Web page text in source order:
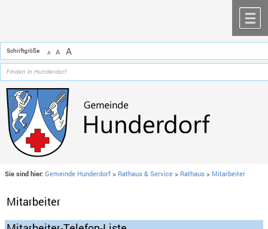
Schriftgröße A A A
Sie sind hier: Gemeinde Hunderdorf > Rathaus & Service > Rathaus > Mitarbeiter
Mitarbeiter